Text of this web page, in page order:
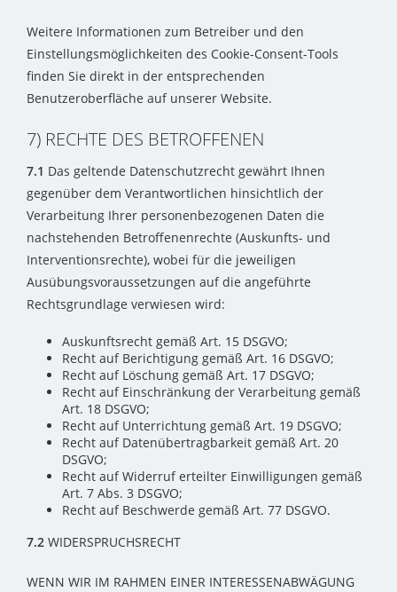
Weitere Informationen zum Betreiber und den
Einstellungsmöglichkeiten des Cookie-Consent-Tools
finden Sie direkt in der entsprechenden
Benutzeroberfläche auf unserer Website.
7) RECHTE DES BETROFFENEN
7.1 Das geltende Datenschutzrecht gewährt Ihnen
gegenüber dem Verantwortlichen hinsichtlich der
Verarbeitung Ihrer personenbezogenen Daten die
nachstehenden Betroffenenrechte (Auskunfts- und
Interventionsrechte), wobei für die jeweiligen
Ausübungsvoraussetzungen auf die angeführte
Rechtsgrundlage verwiesen wird:
Auskunftsrecht gemäß Art. 15 DSGVO;
Recht auf Berichtigung gemäß Art. 16 DSGVO;
Recht auf Löschung gemäß Art. 17 DSGVO;
Recht auf Einschränkung der Verarbeitung gemäß
Art. 18 DSGVO;
Recht auf Unterrichtung gemäß Art. 19 DSGVO;
Recht auf Datenübertragbarkeit gemäß Art. 20
DSGVO;
Recht auf Widerruf erteilter Einwilligungen gemäß
Art. 7 Abs. 3 DSGVO;
Recht auf Beschwerde gemäß Art. 77 DSGVO.
7.2 WIDERSPRUCHSRECHT
WENN WIR IM RAHMEN EINER INTERESSENABWÄGUNG